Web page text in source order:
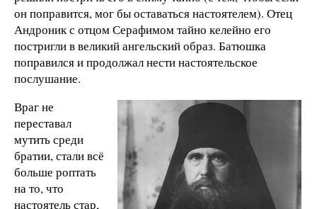
он поправится, мог бы оставаться настоятелем). Отец
Андроник с отцом Серафимом тайно келейно его
постригли в великий ангельский образ. Батюшка
поправился и продолжал нести настоятельское
послушание.
Враг не
переставал
мутить среди
братии, стали всё
больше роптать
на то, что
настоятель стар,